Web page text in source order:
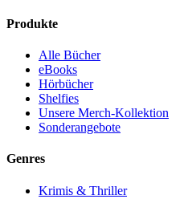
Produkte
Alle Bücher
eBooks
Hörbücher
Shelfies
Unsere Merch-Kollektion
Sonderangebote
Genres
Krimis & Thriller